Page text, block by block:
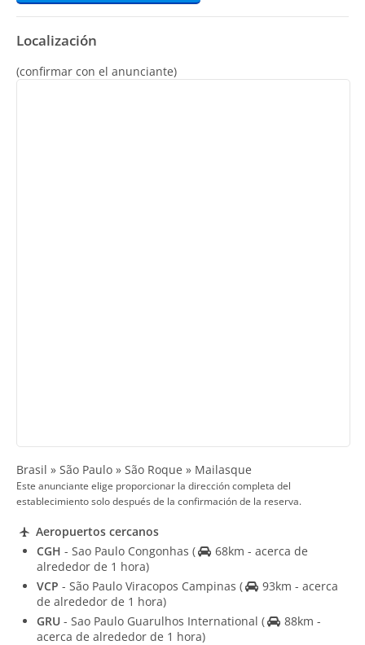
Localización
(confirmar con el anunciante)
Brasil » São Paulo » São Roque » Mailasque
Este anunciante elige proporcionar la dirección completa del
establecimiento solo después de la confirmación de la reserva.
Aeropuertos cercanos
CGH - Sao Paulo Congonhas (
68km - acerca de
alrededor de 1 hora)
VCP - São Paulo Viracopos Campinas (
93km - acerca
de alrededor de 1 hora)
GRU - Sao Paulo Guarulhos International (
88km -
acerca de alrededor de 1 hora)